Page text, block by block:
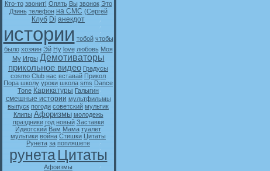
Кто-то звонит! Опять Вы звонок Это
Дзинь телефон на СМС (Сергей
Клуб Dj анекдот
истории тобой чтобы
было хозяин Эй Ну love любовь Моя
My Игры Демотиваторы
прикольное видео Градусы
cosmo Club нас вставай Прикол
Пора школу уроки школа sms Dance
Tone Карикатуры Галыгин
смешные истории мультфильмы
выпуск погоди советский мультик
Клипы Афоризмы молодежь
праздники год новый Заставки
Идиотский Вам Мама туалет
мультики война Стишки Цитаты
Рунета за попляшете
рунетаЦитаты
Афоизмы